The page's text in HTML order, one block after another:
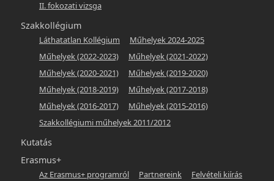
II. fokozati vizsga
Szakkollégium
Láthatatlan Kollégium
Műhelyek 2024-2025
Műhelyek (2022-2023)
Műhelyek (2021-2022)
Műhelyek (2020-2021)
Műhelyek (2019-2020)
Műhelyek (2018-2019)
Műhelyek (2017-2018)
Műhelyek (2016-2017)
Műhelyek (2015-2016)
Szakkollégiumi műhelyek 2011/2012
Kutatás
Erasmus+
Az Erasmus+ programról Partnereink
Felvételi kiírás